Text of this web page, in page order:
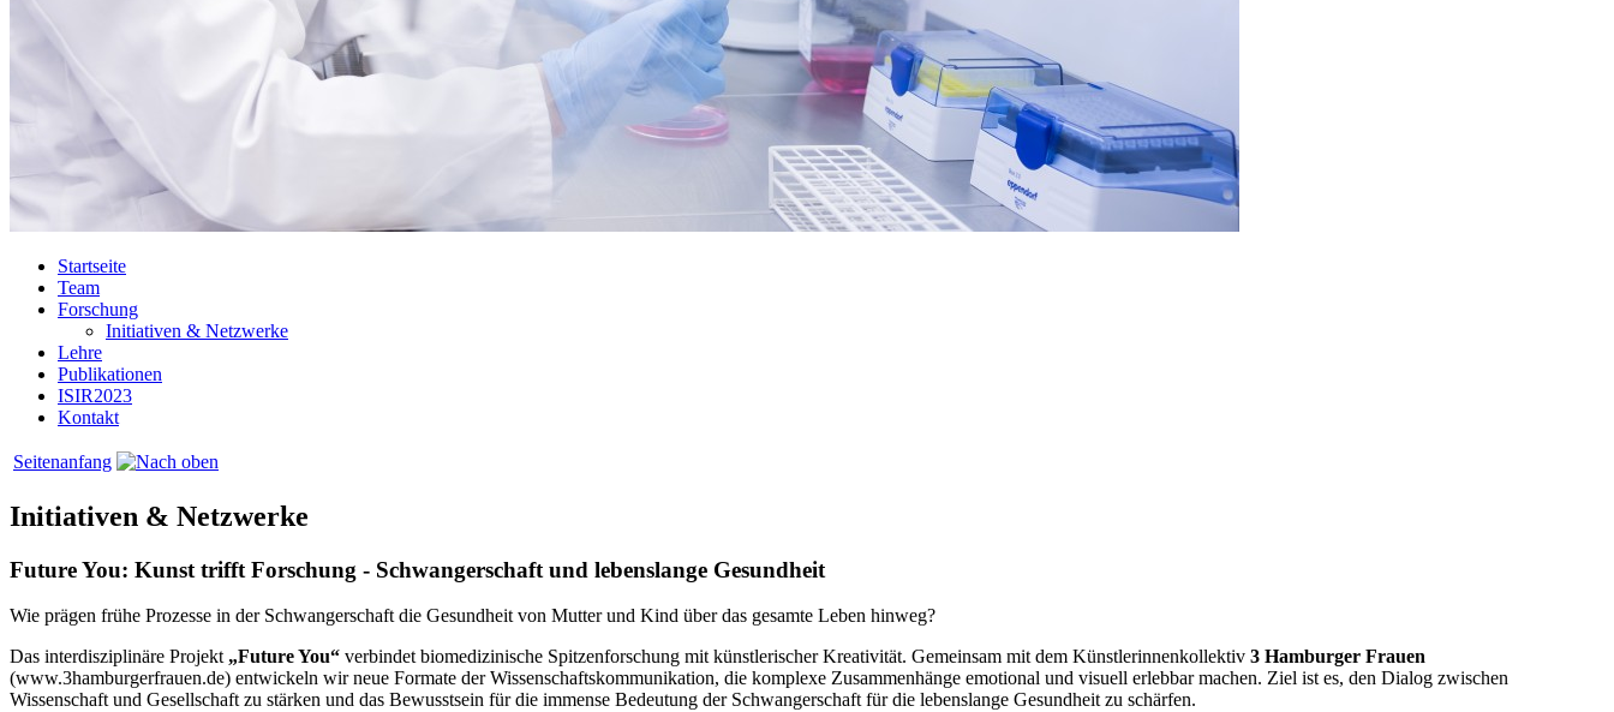
Startseite
Team
Forschung
Initiativen & Netzwerke
Lehre
Publikationen
ISIR2023
Kontakt
Seitenanfang
Initiativen & Netzwerke
Future You: Kunst trifft Forschung - Schwangerschaft und lebenslange Gesundheit
Wie prägen frühe Prozesse in der Schwangerschaft die Gesundheit von Mutter und Kind über das gesamte Leben hinweg?
Das interdisziplinäre Projekt „Future You“ verbindet biomedizinische Spitzenforschung mit künstlerischer Kreativität. Gemeinsam mit dem Künstlerinnenkollektiv 3 Hamburger Frauen
(www.3hamburgerfrauen.de) entwickeln wir neue Formate der Wissenschaftskommunikation, die komplexe Zusammenhänge emotional und visuell erlebbar machen. Ziel ist es, den Dialog zwischen
Wissenschaft und Gesellschaft zu stärken und das Bewusstsein für die immense Bedeutung der Schwangerschaft für die lebenslange Gesundheit zu schärfen.